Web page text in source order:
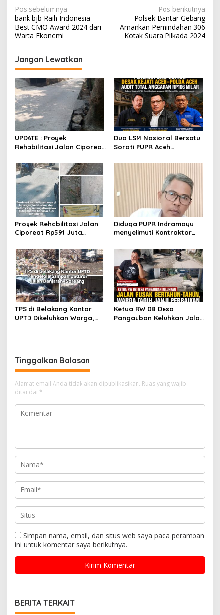
N
a
v
i
g
a
s
i
p
o
s
Pos sebelumnya
bank bjb Raih Indonesia
Best CMO Award 2024 dari
Warta Ekonomi
Pos berikutnya
Polsek Bantar Gebang
Amankan Pemindahan 306
Kotak Suara Pilkada 2024
Jangan Lewatkan
UPDATE : Proyek
Rehabilitasi Jalan Ciporeat
Ketebalan Rabat Beton
Capai 20–25 Cm
Dua LSM Nasional Bersatu
Soroti PUPR Aceh
GEPARI Desak Kejati Aceh–
Polda Aceh Audit Total
Anggaran Rp106 Miliar
Proyek Rehabilitasi Jalan
Ciporeat Rp591 Juta
Rabat Beton Baru 3–4 Cm,
Pelaksana Belum Berikan
Penjelasan
Diduga PUPR Indramayu
menyelimuti Kontraktor
perdulikan adanya
Pengaduan
TPS di Belakang Kantor
UPTD Dikeluhkan Warga,
Ketua RW 08 Desa
Pangauban Keluhkan Jalan
Tinggalkan Balasan
Alamat email Anda tidak akan dipublikasikan. Ruas yang wajib
ditandai *
Simpan nama, email, dan situs web saya pada peramban
ini untuk komentar saya berikutnya.
BERITA TERKAIT